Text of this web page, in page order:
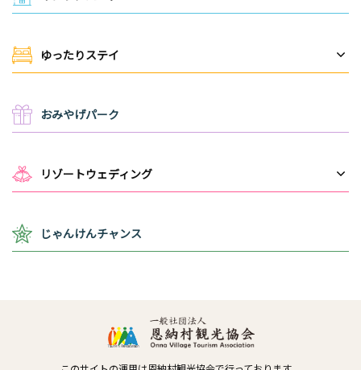
ゆったりステイ
おみやげパーク
リゾートウェディング
じゃんけんチャンス